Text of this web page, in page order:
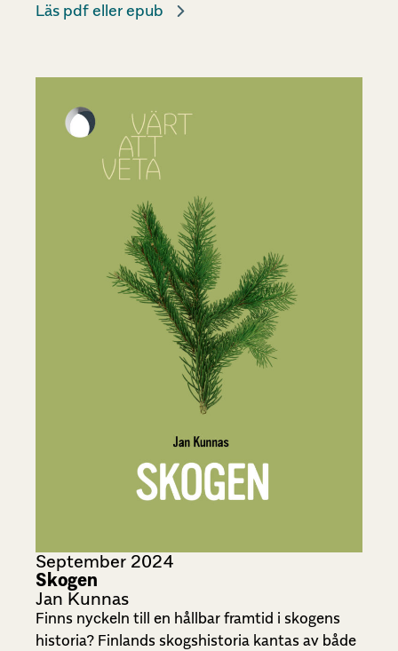
Läs pdf eller epub
September 2024
Skogen
Jan Kunnas
Finns nyckeln till en hållbar framtid i skogens
historia? Finlands skogshistoria kantas av både